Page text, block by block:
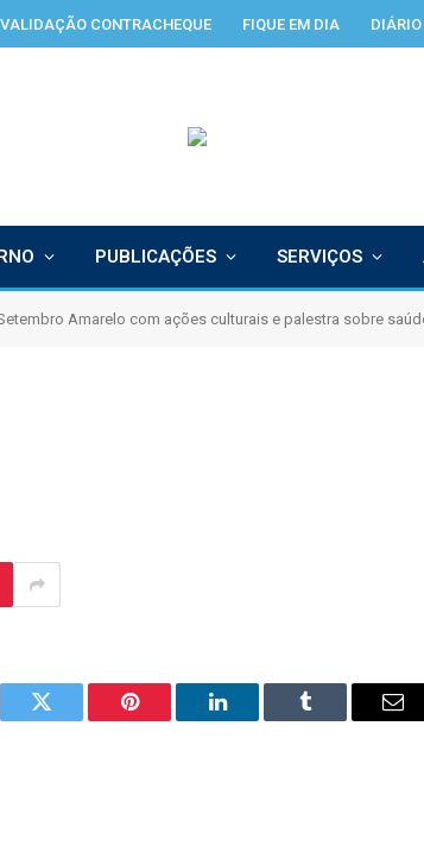
VALIDAÇÃO CONTRACHEQUE FIQUE EM DIA
PUBLICAÇÕES SERVIÇOS
Amarelo com ações culturais e palestra sobre
Twitter Pinterest LinkedIn Tumblr